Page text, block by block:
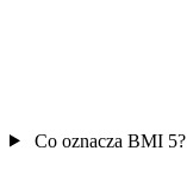
Co oznacza BMI 5?